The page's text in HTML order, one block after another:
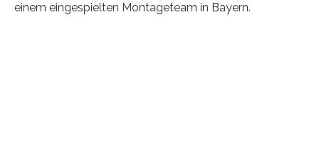
einem eingespielten Montageteam in Bayern.